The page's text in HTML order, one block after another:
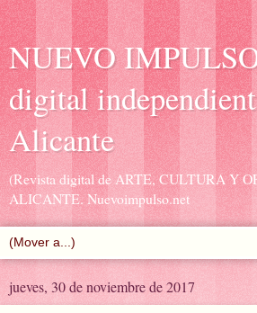
NUEVO
digital
Alicante
(Revista digital de ARTE, CULTURA Y
ALICANTE. Nuevoimpulso.net
jueves, 30 de noviembre de 2017